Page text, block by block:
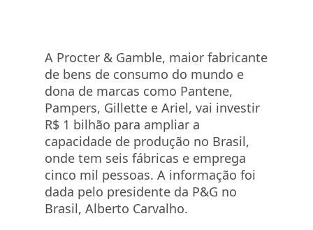
A Procter & Gamble, maior fabricante
de bens de consumo do mundo e
dona de marcas como Pantene,
Pampers, Gillette e Ariel, vai investir
R$ 1 bilhão para ampliar a
capacidade de produção no Brasil,
onde tem seis fábricas e emprega
cinco mil pessoas. A informação foi
dada pelo presidente da P&G no
Brasil, Alberto Carvalho.